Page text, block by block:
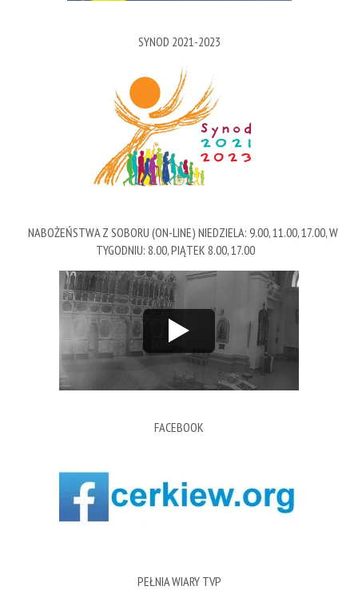
SYNOD 2021-2023
NABOŻEŃSTWA Z SOBORU (ON-LINE) NIEDZIELA: 9.00, 11.00, 17.00, W
TYGODNIU: 8.00, PIĄTEK 8.00, 17.00
FACEBOOK
PEŁNIA WIARY TVP